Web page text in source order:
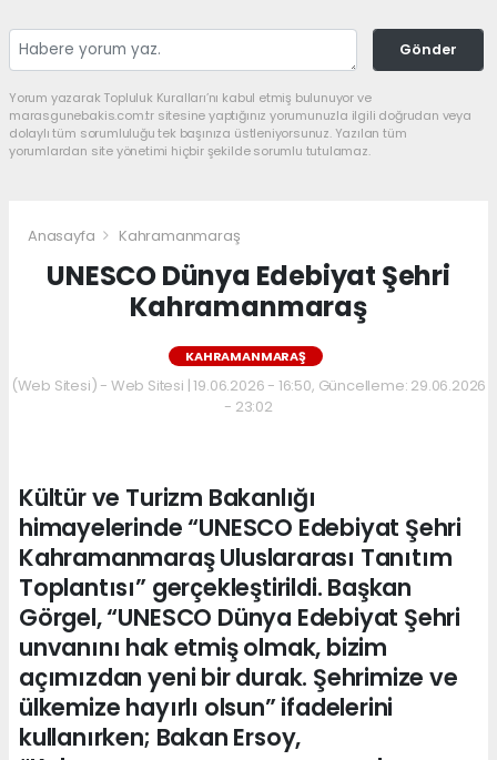
Gönder
Yorum yazarak Topluluk Kuralları’nı kabul etmiş bulunuyor ve
marasgunebakis.com.tr sitesine yaptığınız yorumunuzla ilgili doğrudan veya
dolaylı tüm sorumluluğu tek başınıza üstleniyorsunuz. Yazılan tüm
yorumlardan site yönetimi hiçbir şekilde sorumlu tutulamaz.
Anasayfa Kahramanmaraş
UNESCO Dünya Edebiyat Şehri
Kahramanmaraş
KAHRAMANMARAŞ
(Web Sitesi) - Web Sitesi | 19.06.2026 - 16:50, Güncelleme: 29.06.2026
- 23:02
Kültür ve Turizm Bakanlığı
himayelerinde “UNESCO Edebiyat Şehri
Kahramanmaraş Uluslararası Tanıtım
Toplantısı” gerçekleştirildi. Başkan
Görgel, “UNESCO Dünya Edebiyat Şehri
unvanını hak etmiş olmak, bizim
açımızdan yeni bir durak. Şehrimize ve
ülkemize hayırlı olsun” ifadelerini
kullanırken; Bakan Ersoy,